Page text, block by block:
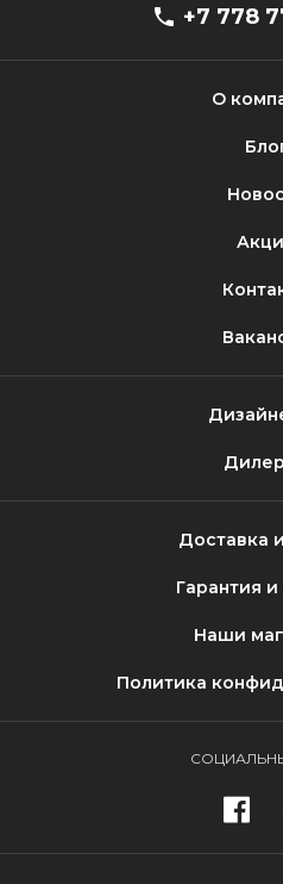
+7 778
О
Доставка
Гарантия и
Наши
Политика